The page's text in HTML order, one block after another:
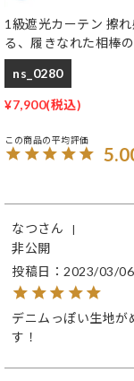
1級遮光カーテン 擦
る、履きなれた相棒
ns_0280
¥7,900
なつ
非公開
投稿日
2023/03/06
デニムっぽい生地が
す！